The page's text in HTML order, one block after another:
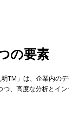
の要素
TM」は、企業内の
、高度な分析とイン